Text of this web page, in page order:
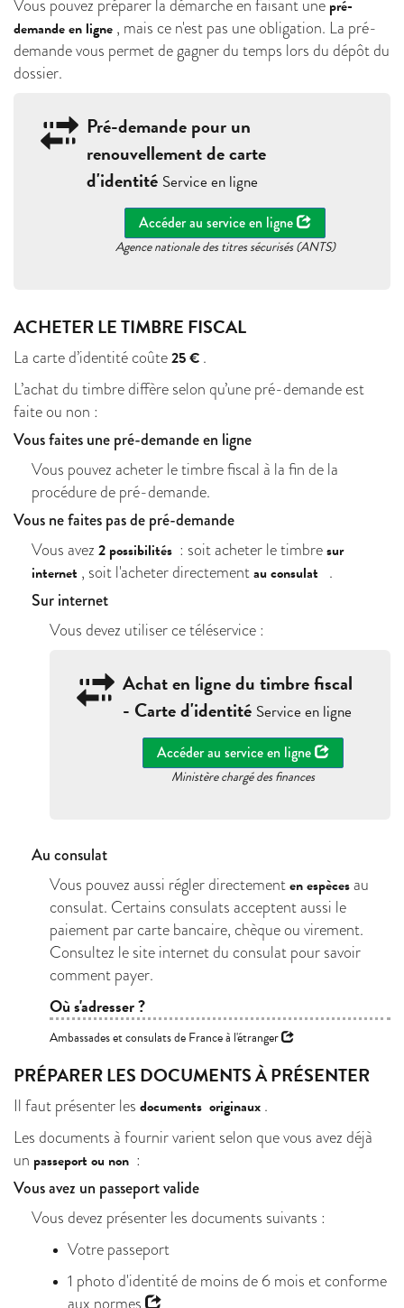
Vous pouvez préparer la démarche en faisant une pré-
demande en ligne , mais ce n'est pas une obligation. La pré-
demande vous permet de gagner du temps lors du dépôt du
dossier.
Pré-demande pour un
renouvellement de carte
d'identité Service en ligne
Accéder au service en ligne
Agence nationale des titres sécurisés (ANTS)
ACHETER LE TIMBRE FISCAL
La carte d’identité coûte25 € .
L’achat du timbre diffère selon qu’une pré-demande est
faite ou non :
Vous faites une pré-demande en ligne
Vous pouvez acheter le timbre fiscal à la fin de la
procédure de pré-demande.
Vous ne faites pas de pré-demande
Vous avez 2 possibilités : soit acheter le timbresur
internet , soit l'acheter directementau consulat .
Sur internet
Vous devez utiliser ce téléservice :
Achat en ligne du timbre fiscal
- Carte d'identité Service en ligne
Accéder au service en ligne
Ministère chargé des finances
Au consulat
Vous pouvez aussi régler directementen espècesau
consulat. Certains consulats acceptent aussi le
paiement par carte bancaire, chèque ou virement.
Consultez le site internet du consulat pour savoir
comment payer.
Où s'adresser ?
Ambassades et consulats de France à l'étranger
PRÉPARER LES DOCUMENTS À PRÉSENTER
Il faut présenter les documents originaux .
Les documents à fournir varient selon que vous avez déjà
un passeport ou non :
Vous avez un passeport valide
Vous devez présenter les documents suivants :
Votre passeport
1 photo d'identité de moins de 6 mois et conforme
aux normes